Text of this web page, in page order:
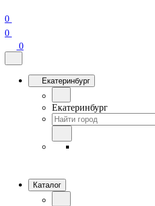
0
0
0
Екатеринбург
Екатеринбург
Каталог